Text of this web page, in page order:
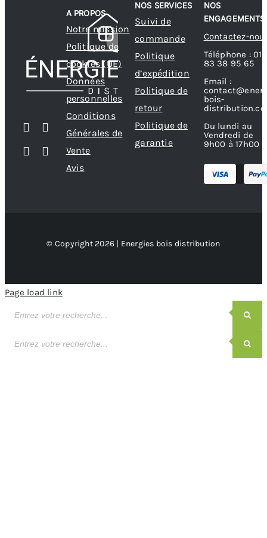
A PROPOS
Notre mission
Politique de
cookies (UE)
Données
personnelles
Conditions
Générales de
Vente
Avis
NOS SERVICES
Suivi de
commande
Politique
d’expédition
Politique de
retour
Politique de
garantie
NOS
ENGAGEMENTS
Contactez-
Téléphone : 01
83 38 95 65
Email :
bois-
Du lundi au
Vendredi de
9h00 à 17h00
© Copyright 2026 | Energies bois distribution
Page load link
de
de